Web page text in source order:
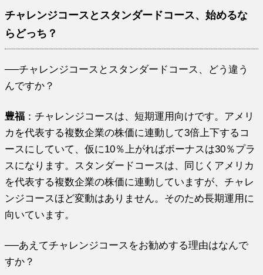
チャレンジコースとスタンダードコース、始めるな
らどっち？
──チャレンジコースとスタンダードコース、どう違う
んですか？
豊福 ：チャレンジコースは、短期運用向けです。アメリ
カを代表する複数企業の株価に連動して3倍上下するコ
ースにしていて、仮に10％上がればボーナスは30％プラ
スになります。スタンダードコースは、同じくアメリカ
を代表する複数企業の株価に連動していますが、チャレ
ンジコースほど変動はありません。そのため長期運用に
向いています。
──あえてチャレンジコースをお勧めする理由はなんで
すか？